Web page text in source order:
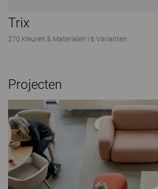
Trix
270 Kleuren & Materialen | 6 Varianten
Projecten